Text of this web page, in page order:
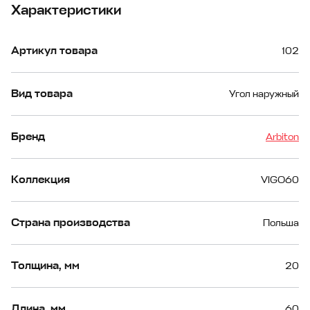
Характеристики
Артикул товара 102
Вид товара Угол наружный
Бренд Arbiton
Коллекция VIGO60
Страна производства Польша
Толщина, мм 20